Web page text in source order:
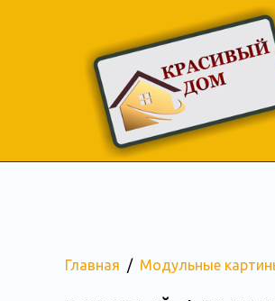
Главная Модульные